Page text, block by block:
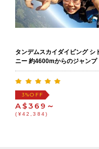
タンデムスカイダイビング シ
ニー 約4600mからのジャンプ
3%OFF
A$369～
(¥42,384)